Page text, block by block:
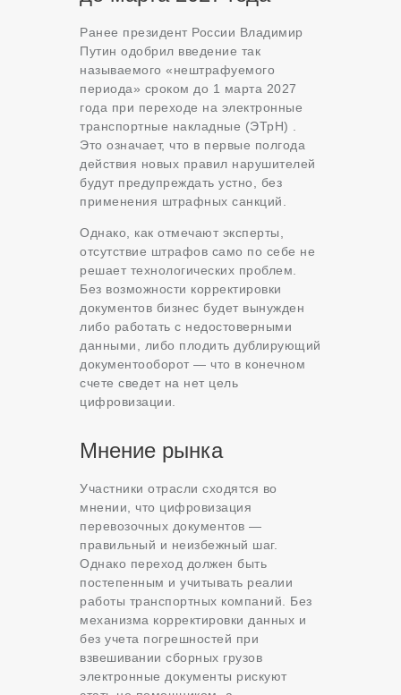
Ранее президент России Владимир
Путин одобрил введение так
называемого «нештрафуемого
периода» сроком до 1 марта 2027
года при переходе на электронные
транспортные накладные (ЭТрН) .
Это означает, что в первые полгода
действия новых правил нарушителей
будут предупреждать устно, без
применения штрафных санкций.
Однако, как отмечают эксперты,
отсутствие штрафов само по себе не
решает технологических проблем.
Без возможности корректировки
документов бизнес будет вынужден
либо работать с недостоверными
данными, либо плодить дублирующий
документооборот — что в конечном
счете сведет на нет цель
цифровизации.
Мнение рынка
Участники отрасли сходятся во
мнении, что цифровизация
перевозочных документов —
правильный и неизбежный шаг.
Однако переход должен быть
постепенным и учитывать реалии
работы транспортных компаний. Без
механизма корректировки данных и
без учета погрешностей при
взвешивании сборных грузов
электронные документы рискуют